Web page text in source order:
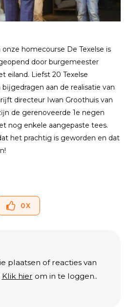
homecourse De Texelse is
door burgemeester
eiland. Liefst 20 Texelse
aan de realisatie van
directeur Iwan Groothuis van
de gerenoveerde 1e negen
nog enkele aangepaste tees.
het prachtig is geworden en dat
0X
plaatsen of reacties van
Klik hier om in te loggen..